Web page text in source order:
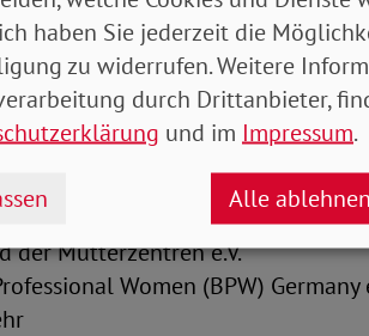
an:
kommunaler
e.V.
der Mütterzentren e.V.
Women (BPW) Germany
haben Sie jederzeit die
zu widerrufen. Weitere
durch Drittanbieter,
und im Impressum.
Alle ablehnen